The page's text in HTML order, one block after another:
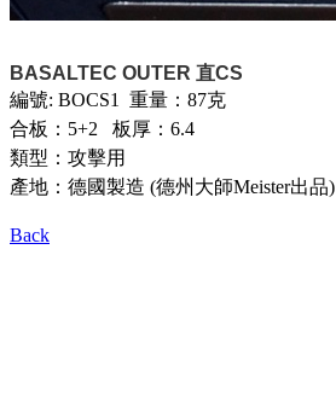
BASALTEC OUTER 直CS
編號: BOCS1 重量：87克
合板：5+2 板厚：6.4
類型：攻擊用
產地：德國製造 (德州大師Meister出品)
Back